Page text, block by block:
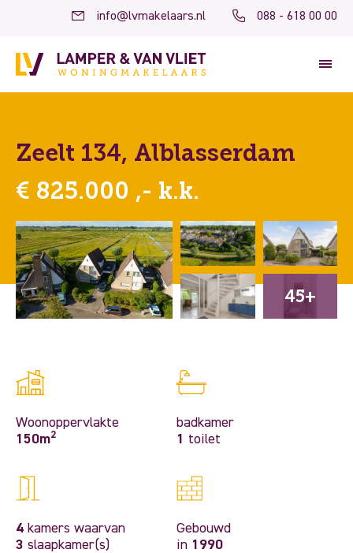
info@lvmakelaars.nl 088 - 618 00 00
Zeelt 134, Alblasserdam
€ 825.000 ,- k.k.
45+
Woonoppervlakte
150m2
badkamer
1
toilet
4 kamers waarvan
3 slaapkamer(s)
Gebouwd
in 1990